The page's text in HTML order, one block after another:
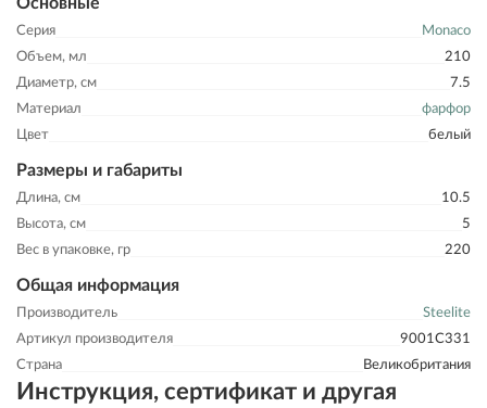
Серия
Monaco
Объем, мл
210
Диаметр, см
7.5
Материал
фарфор
Цвет
белый
Размеры и габариты
Длина, см
10.5
Высота, см
5
Вес в упаковке, гр
220
Общая информация
Производитель
Steelite
Артикул производителя
9001C331
Страна
Великобритания
Инструкция, сертификат и другая